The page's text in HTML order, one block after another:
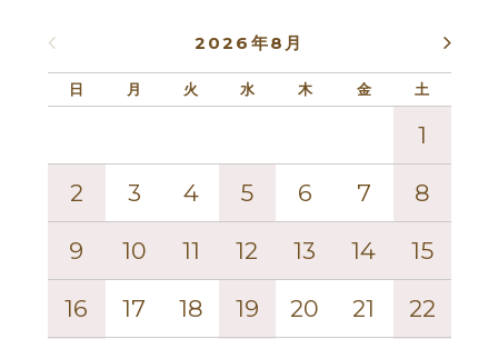
2026年8月
日 月 火 水 木 金 土
1
2 3 4 5 6 7 8
9 10 11 12 13 14 15
16 17 18 19 20 21 22